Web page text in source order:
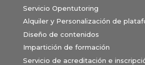
Servicio Opentutoring
Alquiler y Personalización de
Diseño de contenidos
Impartición de formación
Servicio de acreditación e